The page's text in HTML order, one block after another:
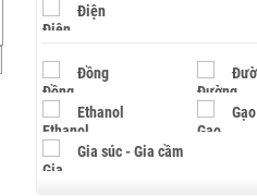
Điện
Đồng
Ethanol Gạo
Gia súc - Gia cầm